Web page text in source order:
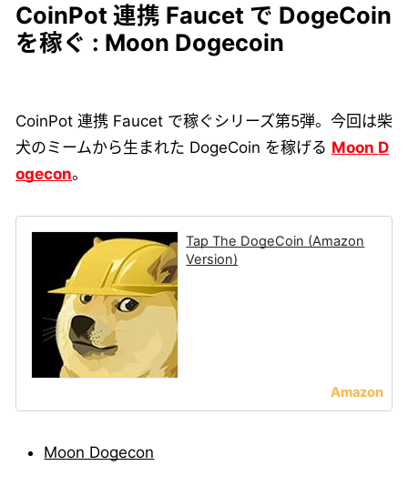
CoinPot 連携 Faucet で DogeCoin
を稼ぐ : Moon Dogecoin
CoinPot 連携 Faucet で稼ぐシリーズ第5弾。今回は柴
犬のミームから生まれた DogeCoin を稼げる Moon D
ogecon。
Tap The DogeCoin (Amazon
Version)
Moon Dogecon